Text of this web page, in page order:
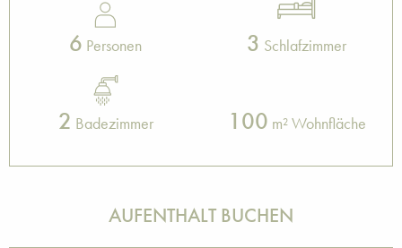
6 Personen 3 Schlafzimmer
2 Badezimmer 100 m² Wohnfläche
AUFENTHALT BUCHEN